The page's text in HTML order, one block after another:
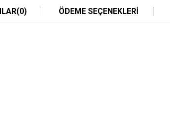
(0) ÖDEME SEÇENEKLERI